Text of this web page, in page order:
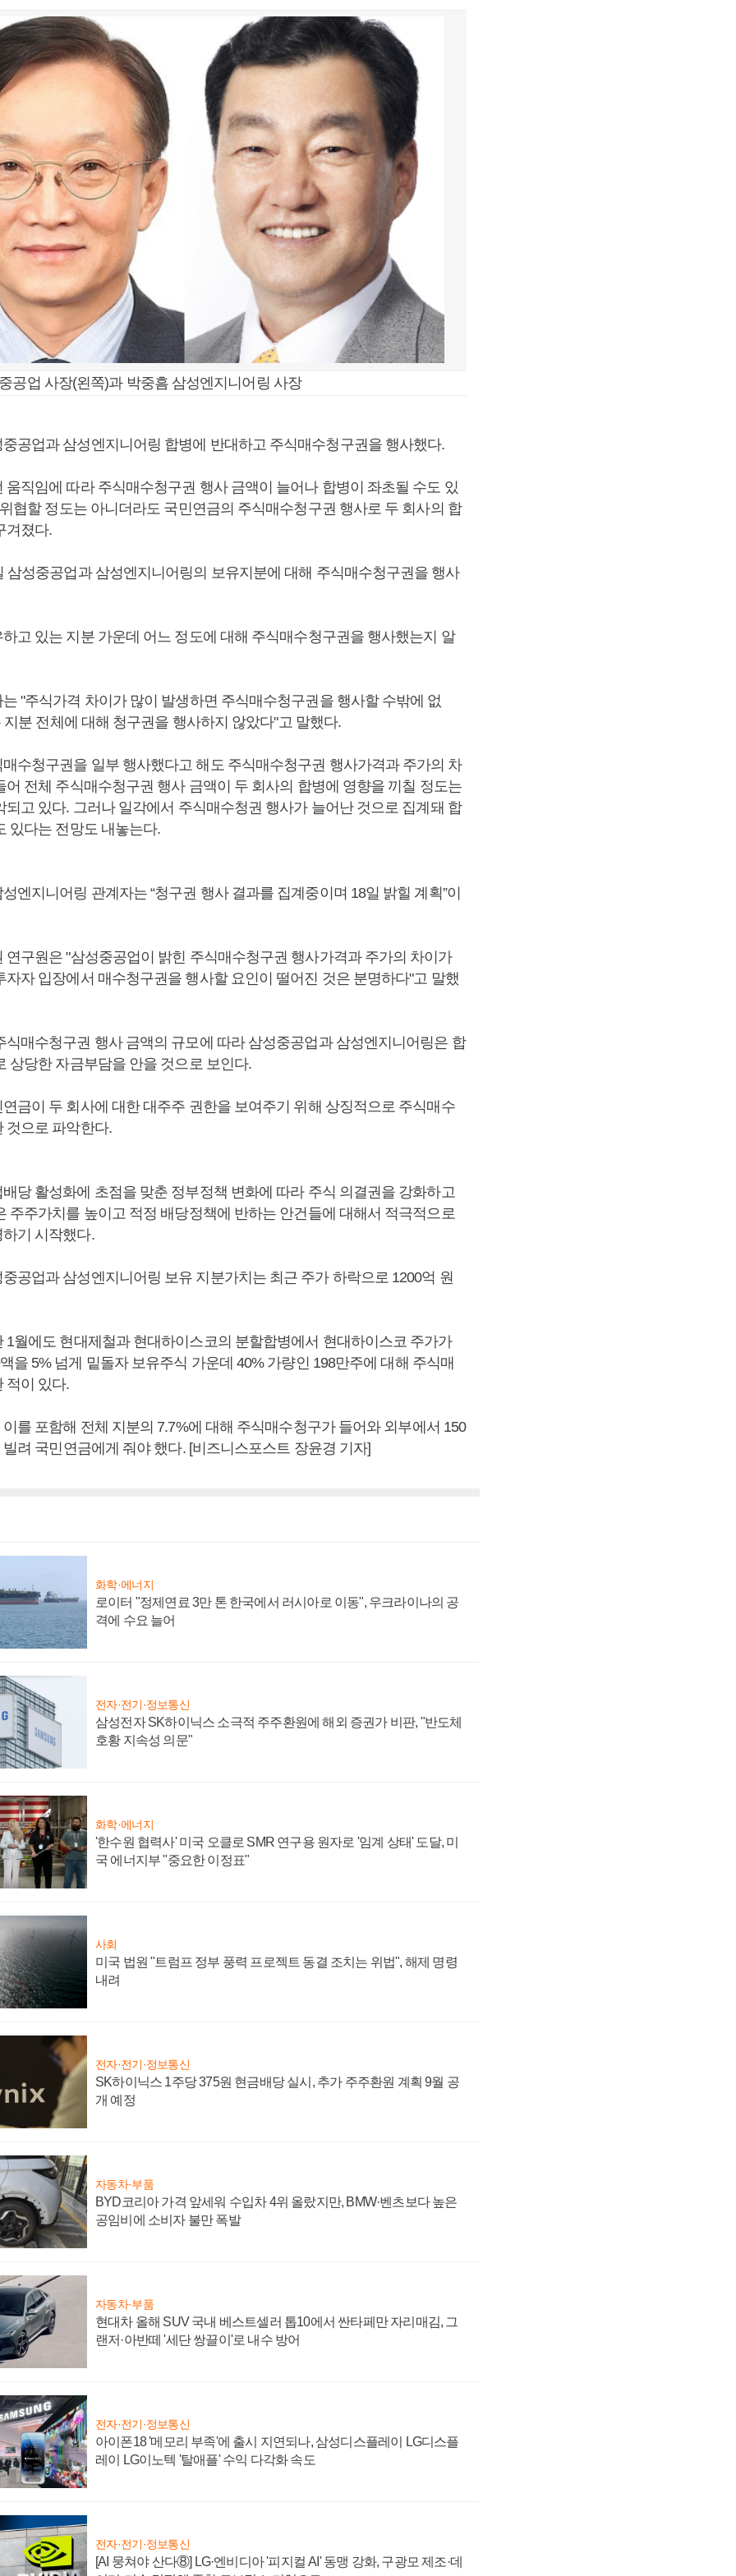
공업 사장(왼쪽)과 박중흠 삼성엔지니어링 사장
공업과 삼성엔지니어링 합병에 반대하고 주식매수청구권을 행사했다.
움직임에 따라 주식매수청구권 행사 금액이 늘어나 합병이 좌초될 수도 있
협할 정도는 아니더라도 국민연금의 주식매수청구권 행사로 두 회사의 합
겨졌다.
삼성중공업과 삼성엔지니어링의 보유지분에 대해 주식매수청구권을 행사
고 있는 지분 가운데 어느 정도에 대해 주식매수청구권을 행사했는지 알
"주식가격 차이가 많이 발생하면 주식매수청구권을 행사할 수밖에 없
지분 전체에 대해 청구권을 행사하지 않았다"고 말했다.
수청구권을 일부 행사했다고 해도 주식매수청구권 행사가격과 주가의 차
어 전체 주식매수청구권 행사 금액이 두 회사의 합병에 영향을 끼칠 정도는
되고 있다. 그러나 일각에서 주식매수청권 행사가 늘어난 것으로 집계돼 합
있다는 전망도 내놓는다.
엔지니어링 관계자는 “청구권 행사 결과를 집계중이며 18일 밝힐 계획”이
연구원은 "삼성중공업이 밝힌 주식매수청구권 행사가격과 주가의 차이가
자자 입장에서 매수청구권을 행사할 요인이 떨어진 것은 분명하다"고 말했
식매수청구권 행사 금액의 규모에 따라 삼성중공업과 삼성엔지니어링은 합
상당한 자금부담을 안을 것으로 보인다.
금이 두 회사에 대한 대주주 권한을 보여주기 위해 상징적으로 주식매수
것으로 파악한다.
당 활성화에 초점을 맞춘 정부정책 변화에 따라 주식 의결권을 강화하고
주주가치를 높이고 적정 배당정책에 반하는 안건들에 대해서 적극적으로
기 시작했다.
공업과 삼성엔지니어링 보유 지분가치는 최근 주가 하락으로 1200억 원
1월에도 현대제철과 현대하이스코의 분할합병에서 현대하이스코 주가가
을 5% 넘게 밑돌자 보유주식 가운데 40% 가량인 198만주에 대해 주식매
적이 있다.
를 포함해 전체 지분의 7.7%에 대해 주식매수청구가 들어와 외부에서 150
려 국민연금에게 줘야 했다. [비즈니스포스트 장윤경 기자]
화학·에너지
로이터 "정제연료 3만 톤 한국에서 러시아로 이동", 우크라이나의 공
격에 수요 늘어
전자·전기·정보통신
삼성전자 SK하이닉스 소극적 주주환원에 해외 증권가 비판, "반도체
호황 지속성 의문"
화학·에너지
'한수원 협력사' 미국 오클로 SMR 연구용 원자로 '임계 상태' 도달, 미
국 에너지부 "중요한 이정표"
사회
미국 법원 "트럼프 정부 풍력 프로젝트 동결 조치는 위법", 해제 명령
내려
전자·전기·정보통신
SK하이닉스 1주당 375원 현금배당 실시, 추가 주주환원 계획 9월 공
개 예정
자동차·부품
BYD코리아 가격 앞세워 수입차 4위 올랐지만, BMW·벤츠보다 높은
공임비에 소비자 불만 폭발
자동차·부품
현대차 올해 SUV 국내 베스트셀러 톱10에서 싼타페만 자리매김, 그
랜저·아반떼 '세단 쌍끌이'로 내수 방어
전자·전기·정보통신
아이폰18 '메모리 부족'에 출시 지연되나, 삼성디스플레이 LG디스플
레이 LG이노텍 '탈애플' 수익 다각화 속도
전자·전기·정보통신
[AI 뭉쳐야 산다⑧] LG·엔비디아 '피지컬 AI' 동맹 강화, 구광모 제조·데